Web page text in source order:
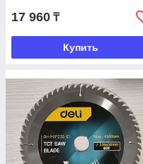
17 960 ₸
Купить